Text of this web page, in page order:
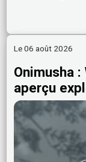
Le 06 août 2026
Onimusha
aperçu